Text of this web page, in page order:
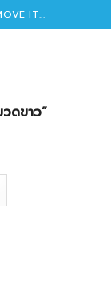
IT...
ดขาว”